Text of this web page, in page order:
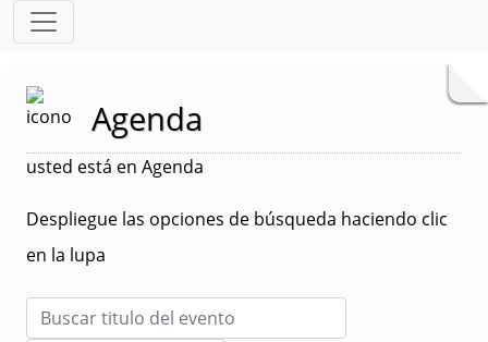
Agenda
usted está en Agenda
Despliegue las opciones de búsqueda haciendo clic
en la lupa